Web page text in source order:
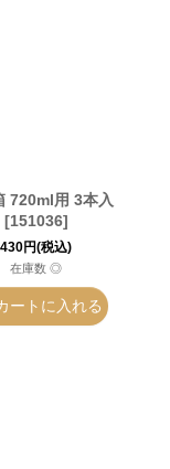
720ml用 3本入
[151036]
430円(税込)
在庫数 ◎
ートに入れる